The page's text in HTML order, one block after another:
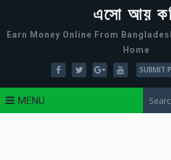
এসো আয়
Earn Money Online From
Home
SUBMIT
MENU